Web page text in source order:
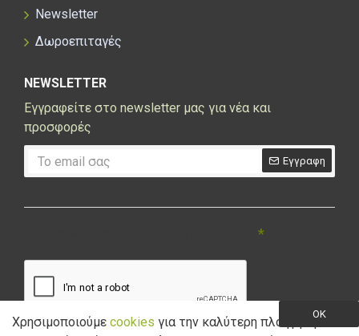
Newsletter
Δωροεπιταγές
NEWSLETTER
Εγγραφείτε στο newsletter μας για νέα και
προσφορές
Εγγραφη
OK
Χρησιμοποιούμε cookies για την καλύτερη πλοήγηση